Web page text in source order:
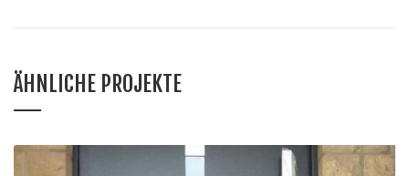
ÄHNLICHE PROJEKTE